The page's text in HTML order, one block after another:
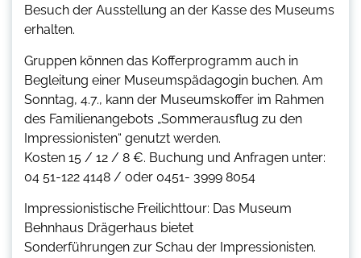
Besuch der Ausstellung an der Kasse des Museums
erhalten.
Gruppen können das Kofferprogramm auch in
Begleitung einer Museumspädagogin buchen. Am
Sonntag, 4.7., kann der Museumskoffer im Rahmen
des Familienangebots „Sommerausflug zu den
Impressionisten“ genutzt werden.
Kosten 15 / 12 / 8 €. Buchung und Anfragen unter:
04 51-122 4148 / oder 0451- 3999 8054
Impressionistische Freilichttour: Das Museum
Behnhaus Drägerhaus bietet
Sonderführungen zur Schau der Impressionisten.